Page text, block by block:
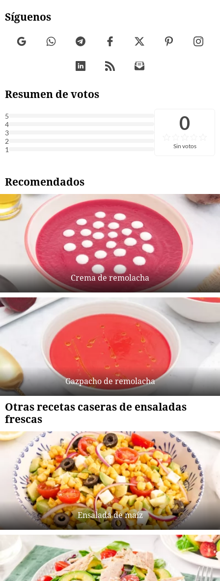
Síguenos
Resumen de votos
5
4
3
2
1
0
Sin votos
Recomendados
Crema de remolacha
Gazpacho de remolacha
Otras recetas caseras de ensaladas
frescas
Ensalada de maíz